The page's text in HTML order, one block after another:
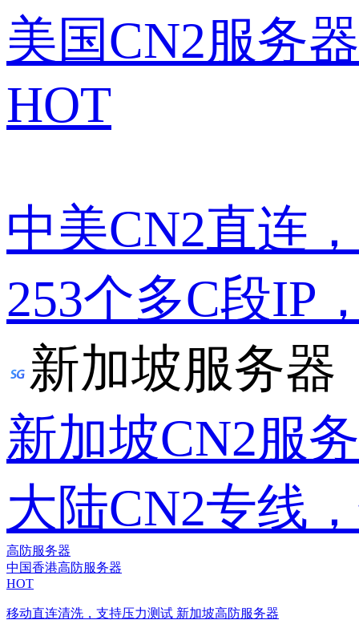
美国CN2服务器
HOT
中美CN2直连
253个多C段IP
新加坡服务器
新加坡CN2服
大陆CN2专线
高防服务器
中国香港高防服务器
HOT
移动直连清洗，支持压力测试 新加坡高防服务器